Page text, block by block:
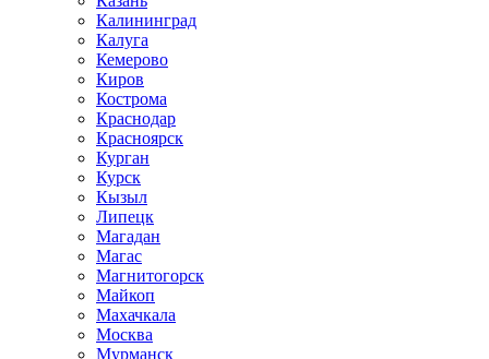
Калининград
Калуга
Кемерово
Киров
Кострома
Краснодар
Красноярск
Курган
Курск
Кызыл
Липецк
Магадан
Магас
Магнитогорск
Майкоп
Махачкала
Москва
Мурманск